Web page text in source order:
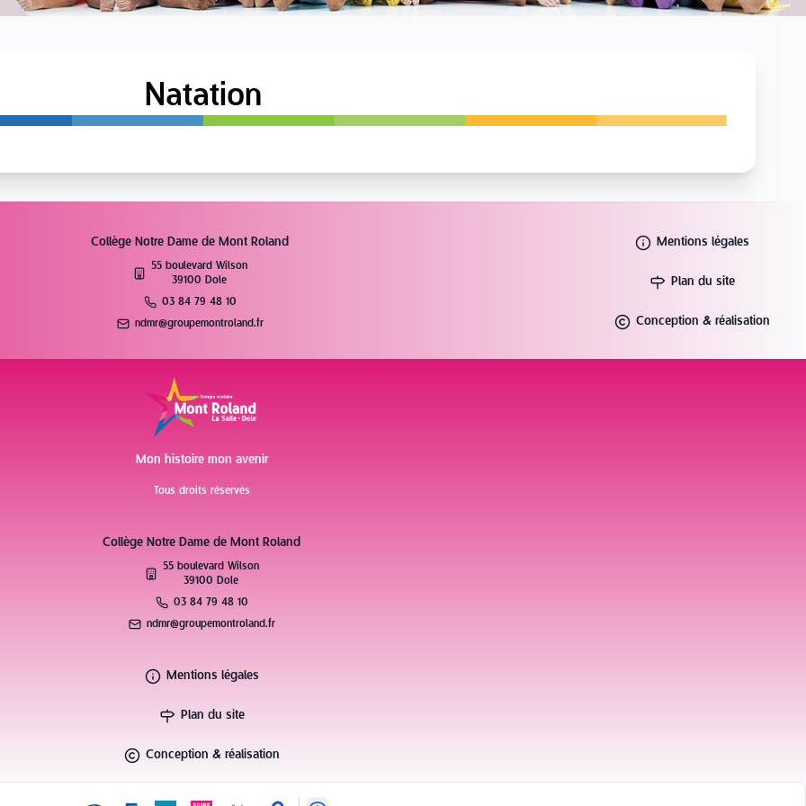
Natation
Collège Notre Dame de Mont Roland
55 boulevard Wilson
39100 Dole
03 84 79 48 10
ndmr@groupemontroland.fr
Mentions légales
Plan du site
Conception & réalisation
Mon histoire mon avenir
Tous droits réservés
Collège Notre Dame de Mont Roland
55 boulevard Wilson
39100 Dole
03 84 79 48 10
ndmr@groupemontroland.fr
Mentions légales
Plan du site
Conception & réalisation